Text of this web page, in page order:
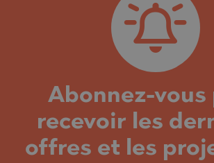
Abonnez-vous
recevoir les
offres et les